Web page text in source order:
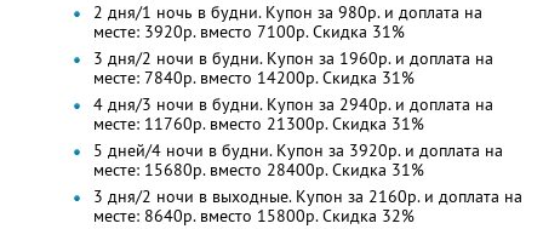
2 дня/1 ночь в будни. Купон за 980р. и доплата на
месте: 3920р. вместо 7100р. Скидка 31%
3 дня/2 ночи в будни. Купон за 1960р. и доплата на
месте: 7840р. вместо 14200р. Скидка 31%
4 дня/3 ночи в будни. Купон за 2940р. и доплата на
месте: 11760р. вместо 21300р. Скидка 31%
5 дней/4 ночи в будни. Купон за 3920р. и доплата на
месте: 15680р. вместо 28400р. Скидка 31%
3 дня/2 ночи в выходные. Купон за 2160р. и доплата на
месте: 8640р. вместо 15800р. Скидка 32%